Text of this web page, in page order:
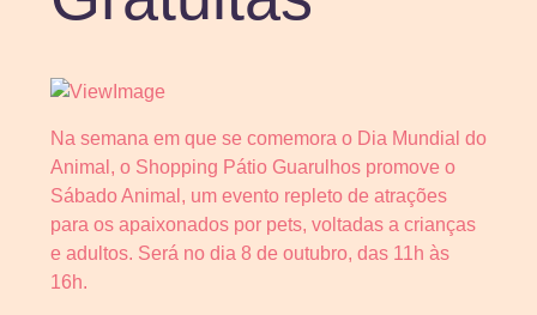
Na semana em que se comemora o Dia Mundial do
Animal, o Shopping Pátio Guarulhos promove o
Sábado Animal, um evento repleto de atrações
para os apaixonados por pets, voltadas a crianças
e adultos. Será no dia 8 de outubro, das 11h às
16h.